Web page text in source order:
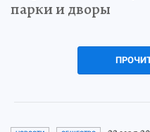
парки и дворы